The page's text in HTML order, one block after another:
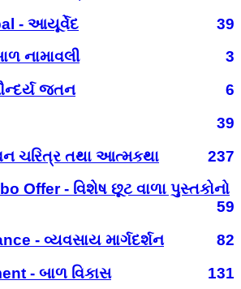
- આયૂર્વેદ
39
નામાવલી
3
જતન
6
39
ચરિત્ર તથા આત્મકથા
237
Offer - વિશેષ છૂટ વાળા પુસ્તકોનો
59
- વ્યવસાય માર્ગદર્શન
82
- બાળ વિકાસ
131